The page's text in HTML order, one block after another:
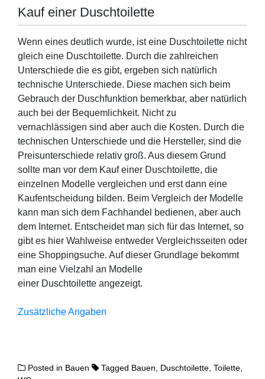
Kauf einer Duschtoilette
Wenn eines deutlich wurde, ist eine Duschtoilette nicht
gleich eine Duschtoilette. Durch die zahlreichen
Unterschiede die es gibt, ergeben sich natürlich
technische Unterschiede. Diese machen sich beim
Gebrauch der Duschfunktion bemerkbar, aber natürlich
auch bei der Bequemlichkeit. Nicht zu
vernachlässigen sind aber auch die Kosten. Durch die
technischen Unterschiede und die Hersteller, sind die
Preisunterschiede relativ groß. Aus diesem Grund
sollte man vor dem Kauf einer Duschtoilette, die
einzelnen Modelle vergleichen und erst dann eine
Kaufentscheidung bilden. Beim Vergleich der Modelle
kann man sich dem Fachhandel bedienen, aber auch
dem Internet. Entscheidet man sich für das Internet, so
gibt es hier Wahlweise entweder Vergleichsseiten oder
eine Shoppingsuche. Auf dieser Grundlage bekommt
man eine Vielzahl an Modelle
einer Duschtoilette angezeigt.
Zusätzliche Angaben
Posted in Bauen Tagged Bauen Duschtoilette ,Toilette